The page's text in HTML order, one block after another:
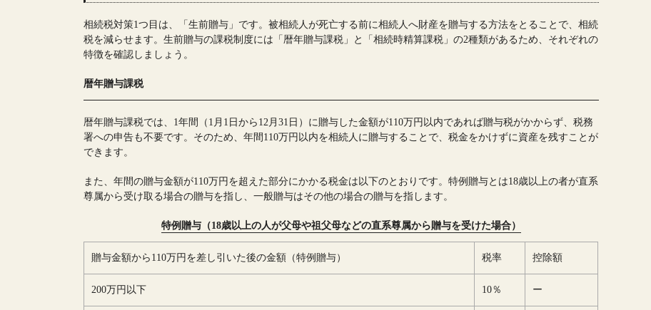
相続税対策1つ目は、「生前贈与」です。被相続人が死亡する前に相続人へ財産を贈与する方法をとることで、相続
税を減らせます。生前贈与の課税制度には「暦年贈与課税」と「相続時精算課税」の2種類があるため、それぞれの
特徴を確認しましょう。
暦年贈与課税
暦年贈与課税では、1年間（1月1日から12月31日）に贈与した金額が110万円以内であれば贈与税がかからず、税務
署への申告も不要です。そのため、年間110万円以内を相続人に贈与することで、税金をかけずに資産を残すことが
できます。
また、年間の贈与金額が110万円を超えた部分にかかる税金は以下のとおりです。特例贈与とは18歳以上の者が直系
尊属から受け取る場合の贈与を指し、一般贈与はその他の場合の贈与を指します。
特例贈与（18歳以上の人が父母や祖父母などの直系尊属から贈与を受けた場合）
贈与金額から110万円を差し引いた後の金額（特例贈与） 税率 控除額
200万円以下 10％ ー